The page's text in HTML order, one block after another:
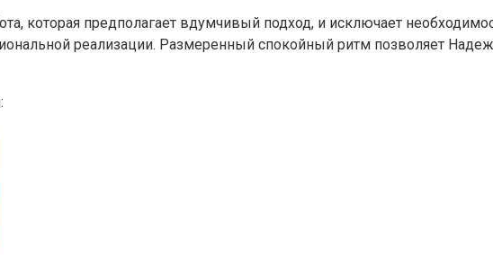
которая предполагает вдумчивый подход, и исключает
реализации. Размеренный спокойный ритм позволяет